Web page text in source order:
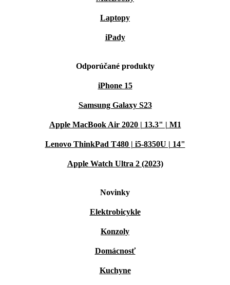
Laptopy
iPady
Odporúčané produkty
iPhone 15
Samsung Galaxy S23
Apple MacBook Air 2020 | 13.3" | M1
Lenovo ThinkPad T480 | i5-8350U | 14"
Apple Watch Ultra 2 (2023)
Novinky
Elektrobicykle
Konzoly
Domácnosť
Kuchyne